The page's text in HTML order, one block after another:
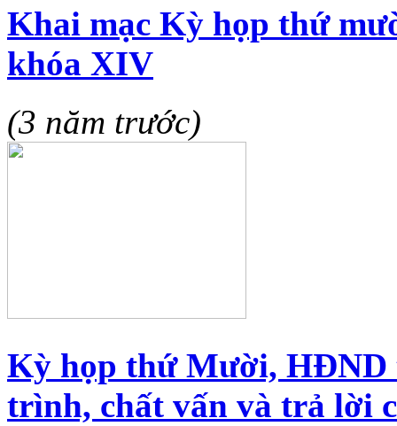
Khai mạc Kỳ họp thứ
khóa XIV
(3 năm trước)
Kỳ họp thứ Mười, HĐND
trình, chất vấn và trả lời